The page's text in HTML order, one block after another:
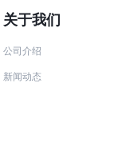
关于我们
公司介绍
新闻动态